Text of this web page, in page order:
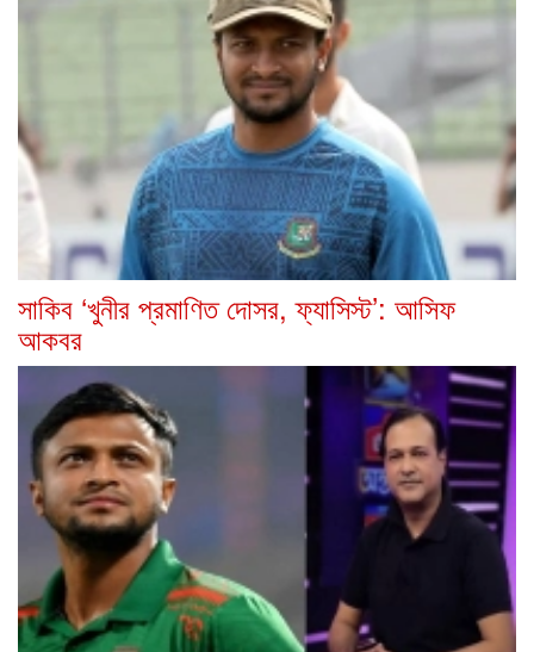
সাকিব ‘খুনীর প্রমাণিত দোসর, ফ্যাসিস্ট’: আসিফ
আকবর